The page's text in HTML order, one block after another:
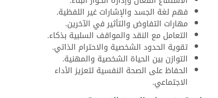
فهم لغة الجسد والإشارات غير اللفظية.
مهارات التفاوض والتأثير في الآخرين.
التعامل مع النقد والمواقف السلبية بذكاء.
تقوية الحدود الشخصية والاحترام الذاتي.
التوازن بين الحياة الشخصية والمهنية.
الحفاظ على الصحة النفسية لتعزيز الأداء
الاجتماعي.